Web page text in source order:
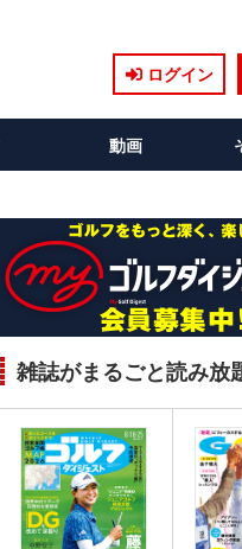
ログイン
動画
雑誌がまるごと読み放